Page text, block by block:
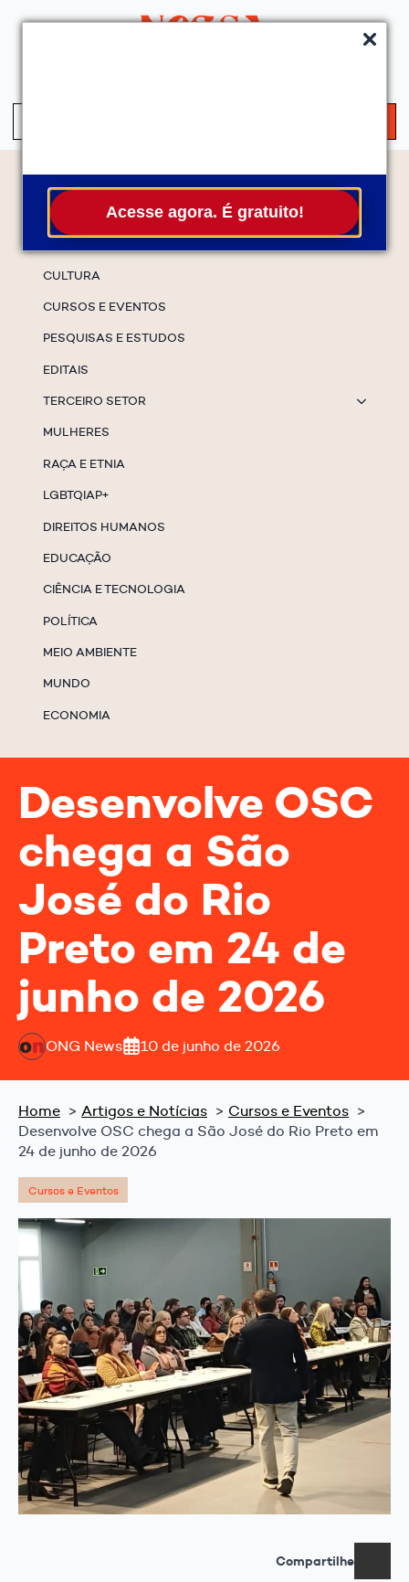
Acesse agora. É gratuito!
Temas
CULTURA
CURSOS E EVENTOS
PESQUISAS E ESTUDOS
EDITAIS
TERCEIRO SETOR
MULHERES
RAÇA E ETNIA
LGBTQIAP+
DIREITOS HUMANOS
EDUCAÇÃO
CIÊNCIA E TECNOLOGIA
POLÍTICA
MEIO AMBIENTE
MUNDO
ECONOMIA
Desenvolve OSC
chega a São
José do Rio
Preto em 24 de
junho de 2026
ONG News 10 de junho de 2026
Home Artigos e Notícias
Cursos e Eventos
Desenvolve OSC chega a São José do Rio Preto em
24 de junho de 2026
Cursos e Eventos
Compartilhe